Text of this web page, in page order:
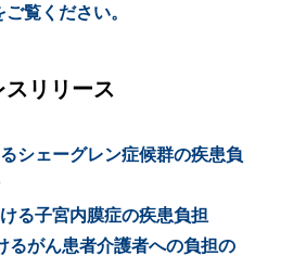
覧ください。
リリース
シェーグレン症候群の疾患負
る子宮内膜症の疾患負担
るがん患者介護者への負担の